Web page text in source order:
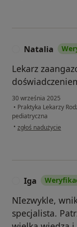
Natalia
Lekarz
30 września 2025
• Praktyka Lekarzy
pediatryczna
• w opinii użytkownika
zgłoś nadużycie
Iga
NIezwykle,
specjalista.